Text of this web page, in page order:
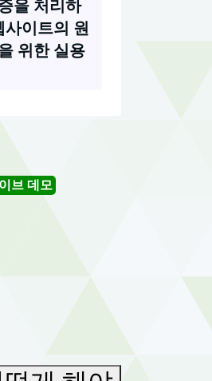
을 처리하
사이트의 원
위한 실용
브 데모